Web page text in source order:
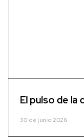
El pulso de la
30 de junio 2026